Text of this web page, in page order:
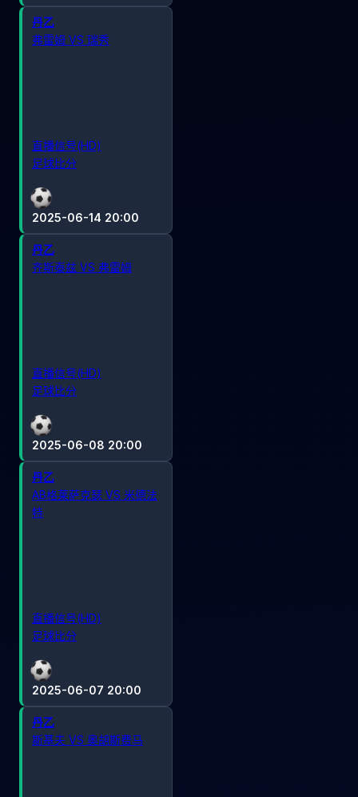
2025-06-14 20:00
丹乙
弗雷姆 VS 瑞秀
直播信号(HD)
足球比分
2025-06-08 20:00
丹乙
齐斯泰兹 VS 弗雷姆
直播信号(HD)
足球比分
2025-06-07 20:00
丹乙
AB格莱萨克瑟 VS 米德法
特
直播信号(HD)
足球比分
丹乙
斯基夫 VS 奥胡斯费马